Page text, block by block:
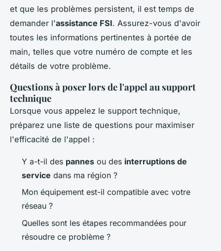
et que les problèmes persistent, il est temps de
demander l'assistance FSI. Assurez-vous d'avoir
toutes les informations pertinentes à portée de
main, telles que votre numéro de compte et les
détails de votre problème.
Questions à poser lors de l'appel au support
technique
Lorsque vous appelez le support technique,
préparez une liste de questions pour maximiser
l'efficacité de l'appel :
Y a-t-il des pannes ou des interruptions de
service dans ma région ?
Mon équipement est-il compatible avec votre
réseau ?
Quelles sont les étapes recommandées pour
résoudre ce problème ?